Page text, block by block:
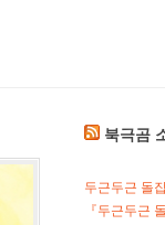
북극곰
두근두근 돌잡
『두근두근